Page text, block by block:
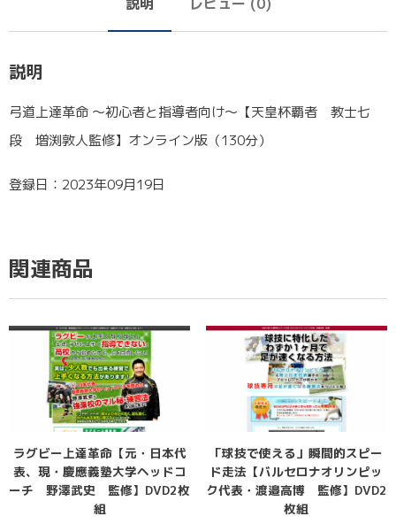
説明
弓道上達革命 ～初心者と指導者向け～【天皇杯覇者 教士七
段 増渕敦人監修】オンライン版（130分）
登録日：2023年09月19日
関連商品
ラグビー上達革命【元・日本代
表、現・慶應義塾大学ヘッドコ
ーチ 野澤武史 監修】DVD2枚
組
「球技で使える」瞬間的スピー
ド走法【バルセロナオリンピッ
ク代表・渡邉高博 監修】DVD2
枚組